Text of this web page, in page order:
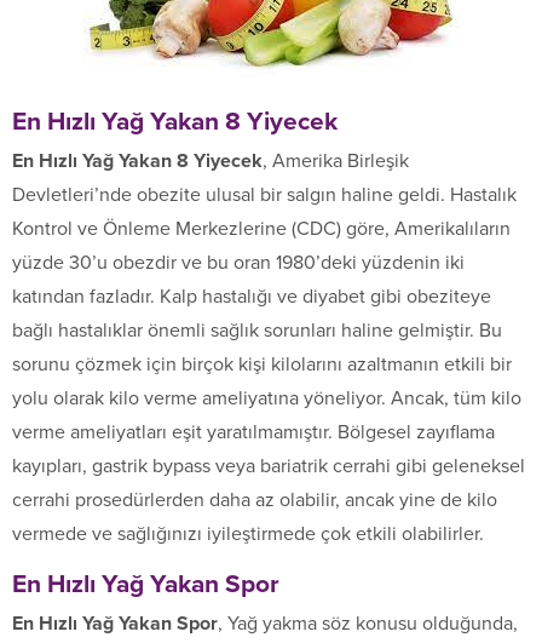
En Hızlı Yağ Yakan 8 Yiyecek
En Hızlı Yağ Yakan 8 Yiyecek, Amerika Birleşik
Devletleri’nde obezite ulusal bir salgın haline geldi. Hastalık
Kontrol ve Önleme Merkezlerine (CDC) göre, Amerikalıların
yüzde 30’u obezdir ve bu oran 1980’deki yüzdenin iki
katından fazladır. Kalp hastalığı ve diyabet gibi obeziteye
bağlı hastalıklar önemli sağlık sorunları haline gelmiştir. Bu
sorunu çözmek için birçok kişi kilolarını azaltmanın etkili bir
yolu olarak kilo verme ameliyatına yöneliyor. Ancak, tüm kilo
verme ameliyatları eşit yaratılmamıştır. Bölgesel zayıflama
kayıpları, gastrik bypass veya bariatrik cerrahi gibi geleneksel
cerrahi prosedürlerden daha az olabilir, ancak yine de kilo
vermede ve sağlığınızı iyileştirmede çok etkili olabilirler.
En Hızlı Yağ Yakan Spor
En Hızlı Yağ Yakan Spor, Yağ yakma söz konusu olduğunda,